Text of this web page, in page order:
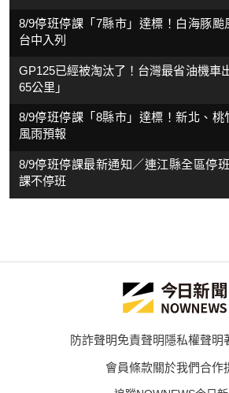
8/9停班停課「7縣市」達標！白海豚
台中入列
GP125已經被淘汰了！台灣最省油機
65公里」
8/9停班停課「8縣市」達標！新北、
風雨預報
8/9停班停課最新通知／連江縣全區停
課不停班
防詐聲明免責聲明隱私權聲明
會員條款關於我們合作